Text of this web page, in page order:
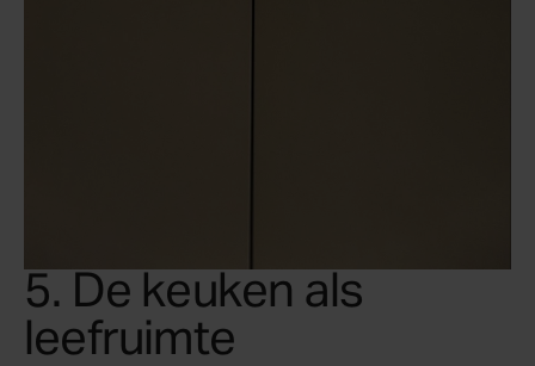
5. De keuken als
leefruimte